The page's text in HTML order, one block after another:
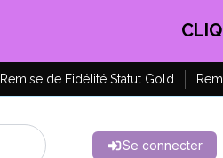
Remise de Fidélité Statut Gold
Se connecter